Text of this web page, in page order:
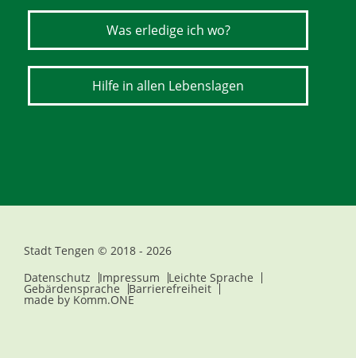
Was erledige ich wo?
Hilfe in allen Lebenslagen
Stadt Tengen © 2018 - 2026
Datenschutz
Impressum Leichte Sprache
Gebärdensprache Barrierefreiheit
made by Komm.ONE